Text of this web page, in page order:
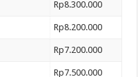
Rp8.300.000
Rp8.200.000
Rp7.200.000
Rp7.500.000